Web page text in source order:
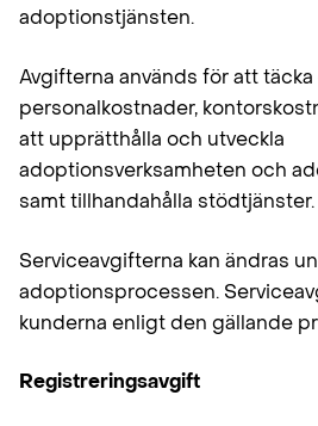
adoptionstjänsten.
Avgifterna används för att
personalkostnader,
att upprätthålla och utveckla
adoptionsverksamheten och
samt tillhandahålla stödtjänster.
Serviceavgifterna kan ändras
adoptionsprocessen.
kunderna enligt den gällande
Registreringsavgift